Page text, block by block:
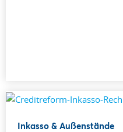
Inkasso & Außenstände